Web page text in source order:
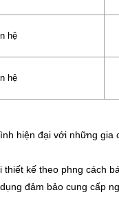
hệ
hệ
hiện đại với những gia
kế theo phng cách
đảm bảo cung cấp